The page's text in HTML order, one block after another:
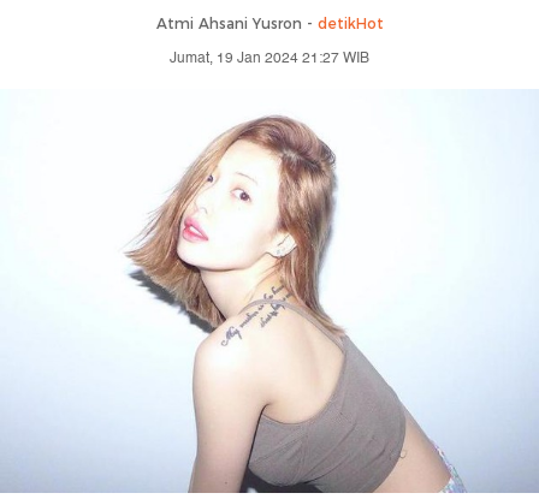
Atmi Ahsani Yusron - detikHot
Jumat, 19 Jan 2024 21:27 WIB